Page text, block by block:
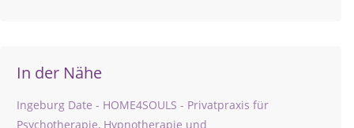
In der Nähe
Ingeburg Date - HOME4SOULS - Privatpraxis für
Psychotherapie, Hypnotherapie und